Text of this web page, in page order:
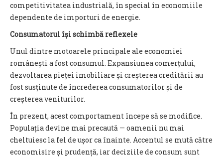
competitivitatea industrială, în special în economiile
dependente de importuri de energie.
Consumatorul își schimbă reflexele
Unul dintre motoarele principale ale economiei
românești a fost consumul. Expansiunea comerțului,
dezvoltarea pieței imobiliare și creșterea creditării au
fost susținute de încrederea consumatorilor și de
creșterea veniturilor.
În prezent, acest comportament începe să se modifice.
Populația devine mai precaută — oamenii nu mai
cheltuiesc la fel de ușor ca înainte. Accentul se mută către
economisire și prudență, iar deciziile de consum sunt